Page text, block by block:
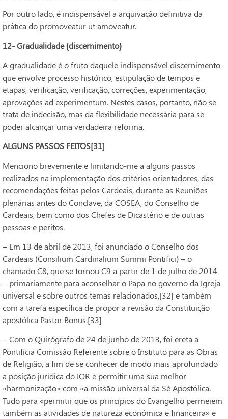
Por outro lado, é indispensável a arquivação definitiva da
prática do promoveatur ut amoveatur.
12- Gradualidade (discernimento)
A gradualidade é o fruto daquele indispensável discernimento
que envolve processo histórico, estipulação de tempos e
etapas, verificação, verificação, correções, experimentação,
aprovações ad experimentum. Nestes casos, portanto, não se
trata de indecisão, mas da flexibilidade necessária para se
poder alcançar uma verdadeira reforma.
ALGUNS PASSOS FEITOS[31]
Menciono brevemente e limitando-me a alguns passos
realizados na implementação dos critérios orientadores, das
recomendações feitas pelos Cardeais, durante as Reuniões
plenárias antes do Conclave, da COSEA, do Conselho de
Cardeais, bem como dos Chefes de Dicastério e de outras
pessoas e peritos.
– Em 13 de abril de 2013, foi anunciado o Conselho dos
Cardeais (Consilium Cardinalium Summi Pontifici) – o
chamado C8, que se tornou C9 a partir de 1 de julho de 2014
– primariamente para aconselhar o Papa no governo da Igreja
universal e sobre outros temas relacionados,[32] e também
com a tarefa específica de propor a revisão da Constituição
apostólica Pastor Bonus.[33]
– Com o Quirógrafo de 24 de junho de 2013, foi ereta a
Pontifícia Comissão Referente sobre o Instituto para as Obras
de Religião, a fim de se conhecer de modo mais aprofundado
a posição jurídica do IOR e permitir uma sua melhor
«harmonização» com «a missão universal da Sé Apostólica.
Tudo para «permitir que os princípios do Evangelho permeiem
também as atividades de natureza económica e financeira» e